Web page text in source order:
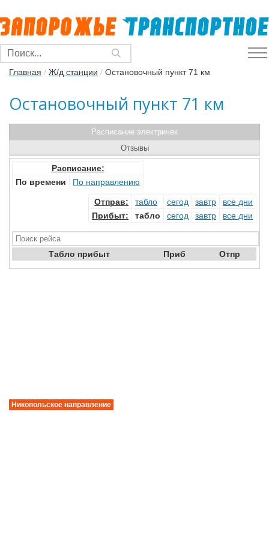
Главная / Ж/д станции / Остановочный пункт 71 км
Остановочный пункт 71 км
Расписание электричек
Расписание:
По времени
По направлению
Отправ: табло сегод завтр
все дни
Прибыт: табло сегод завтр все дни
Табло прибыт Приб Отпр
Отзывы
Никопольское направление